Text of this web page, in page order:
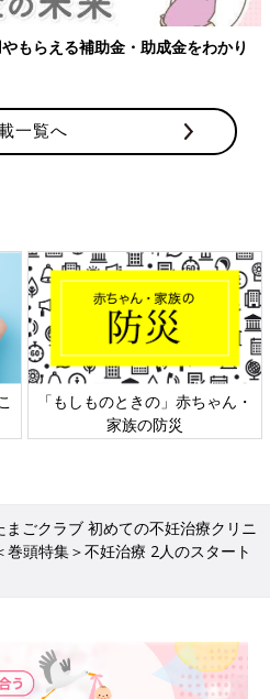
一覧へ
六星占術 細木かおりさんの人生
相談
まごクラブ 初めての不妊治療クリニ
頭特集＞不妊治療 2人のスタート